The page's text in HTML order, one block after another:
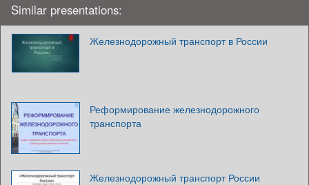
Similar presentations:
Железнодорожный транспорт в России
Реформирование железнодорожного
транспорта
Железнодорожный транспорт России